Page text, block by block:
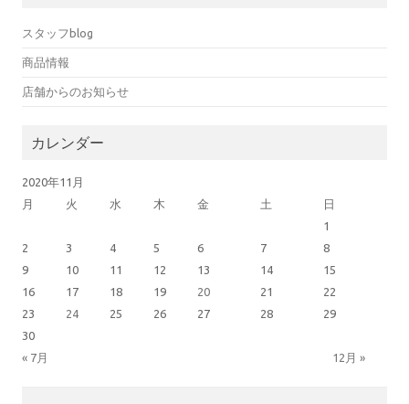
スタッフblog
商品情報
店舗からのお知らせ
カレンダー
2020年11月
月
火 水 木 金 土 日
« 7月 12月 »
1
2
3 4 5 6 7
8
9
10 11 12 13 14
15
16
17 18 19 20 21
22
23
24 25 26 27 28
29
30